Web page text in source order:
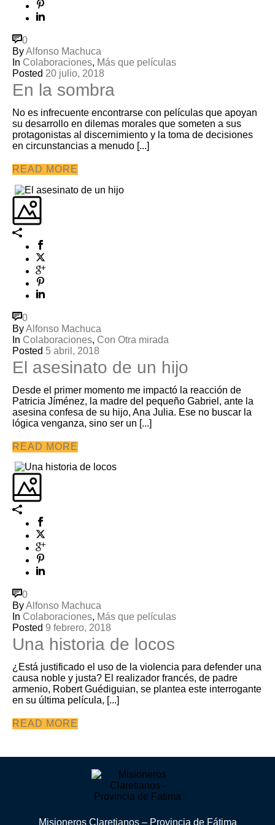
0
ByAlfonso Machuca
In Colaboraciones, Más que películas
Posted 20 julio, 2018
En la sombra
No es infrecuente encontrarse con películas que apoyan
su desarrollo en dilemas morales que someten a sus
protagonistas al discernimiento y la toma de decisiones
en circunstancias a menudo [...]
READ MORE
0
ByAlfonso Machuca
In Colaboraciones, Con Otra mirada
Posted 5 abril, 2018
El asesinato de un hijo
Desde el primer momento me impactó la reacción de
Patricia Jíménez, la madre del pequeño Gabriel, ante la
asesina confesa de su hijo, Ana Julia. Ese no buscar la
lógica venganza, sino ser un [...]
READ MORE
0
ByAlfonso Machuca
In Colaboraciones, Más que películas
Posted 9 febrero, 2018
Una historia de locos
¿Está justificado el uso de la violencia para defender una
causa noble y justa? El realizador francés, de padre
armenio, Robert Guédiguian, se plantea este interrogante
en su última película, [...]
READ MORE
Misioneros Claretianos – Provincia de Fátima